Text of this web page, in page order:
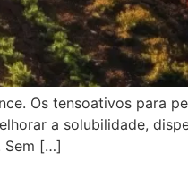
Os tensoativos para
a solubilidade,
Sem […]